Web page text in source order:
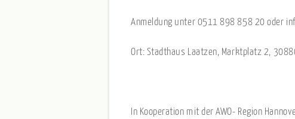
Anmeldung unter 0511 898 858 20 oder
Ort: Stadthaus Laatzen, Marktplatz 2,
In Kooperation mit der AWO- Region